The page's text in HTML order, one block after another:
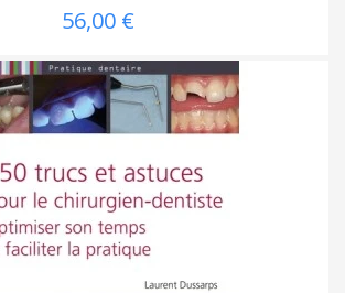
56,00 €